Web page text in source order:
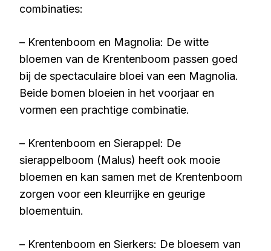
combinaties:
– Krentenboom en Magnolia: De witte
bloemen van de Krentenboom passen goed
bij de spectaculaire bloei van een Magnolia.
Beide bomen bloeien in het voorjaar en
vormen een prachtige combinatie.
– Krentenboom en Sierappel: De
sierappelboom (Malus) heeft ook mooie
bloemen en kan samen met de Krentenboom
zorgen voor een kleurrijke en geurige
bloementuin.
– Krentenboom en Sierkers: De bloesem van